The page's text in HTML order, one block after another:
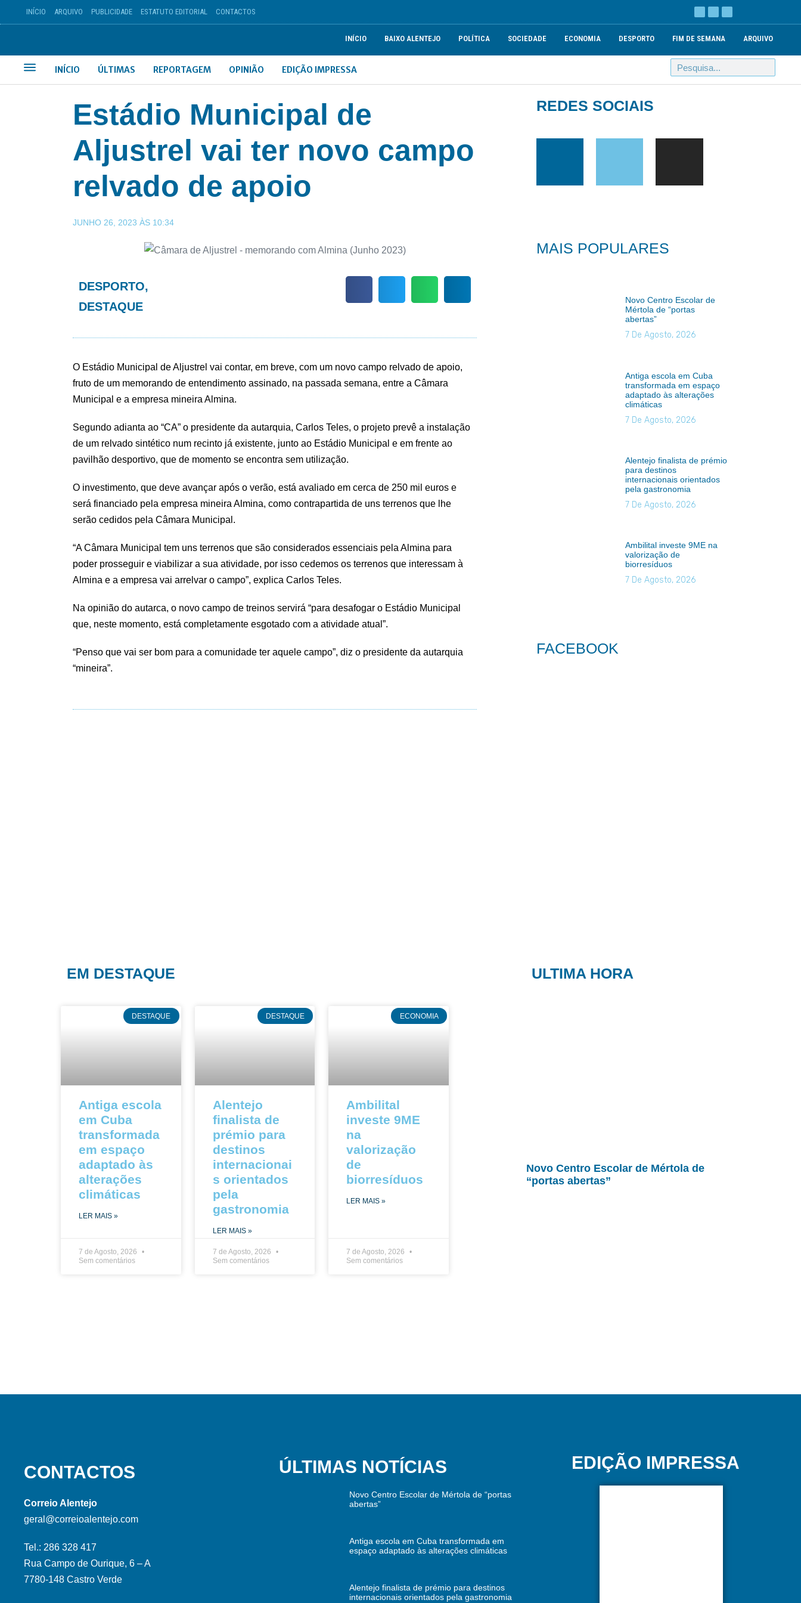
INÍCIO ARQUIVO PUBLICIDADE ESTATUTO EDITORIAL CONTACTOS
INÍCIO BAIXO ALENTEJO POLÍTICA SOCIEDADE ECONOMIA DESPORTO FIM DE SEMANA ARQUIVO
INÍCIO ÚLTIMAS REPORTAGEM OPINIÃO EDIÇÃO IMPRESSA
Estádio Municipal de
Aljustrel vai ter novo campo
relvado de apoio
JUNHO 26, 2023 ÀS 10:34
DESPORTO,
DESTAQUE
O Estádio Municipal de Aljustrel vai contar, em breve, com um novo campo relvado de apoio,
fruto de um memorando de entendimento assinado, na passada semana, entre a Câmara
Municipal e a empresa mineira Almina.
Segundo adianta ao “CA” o presidente da autarquia, Carlos Teles, o projeto prevê a instalação
de um relvado sintético num recinto já existente, junto ao Estádio Municipal e em frente ao
pavilhão desportivo, que de momento se encontra sem utilização.
O investimento, que deve avançar após o verão, está avaliado em cerca de 250 mil euros e
será financiado pela empresa mineira Almina, como contrapartida de uns terrenos que lhe
serão cedidos pela Câmara Municipal.
“A Câmara Municipal tem uns terrenos que são considerados essenciais pela Almina para
poder prosseguir e viabilizar a sua atividade, por isso cedemos os terrenos que interessam à
Almina e a empresa vai arrelvar o campo”, explica Carlos Teles.
Na opinião do autarca, o novo campo de treinos servirá “para desafogar o Estádio Municipal
que, neste momento, está completamente esgotado com a atividade atual”.
“Penso que vai ser bom para a comunidade ter aquele campo”, diz o presidente da autarquia
“mineira”.
REDES SOCIAIS
MAIS POPULARES
Novo Centro Escolar de
Mértola de “portas
abertas”
7 De Agosto, 2026
Antiga escola em Cuba
transformada em espaço
adaptado às alterações
climáticas
7 De Agosto, 2026
Alentejo finalista de prémio
para destinos
internacionais orientados
pela gastronomia
7 De Agosto, 2026
Ambilital investe 9ME na
valorização de
biorresíduos
7 De Agosto, 2026
FACEBOOK
EM DESTAQUE ULTIMA HORA
DESTAQUE
Antiga escola
em Cuba
transformada
em espaço
adaptado às
alterações
climáticas
LER MAIS »
7 de Agosto, 2026
Sem comentários
DESTAQUE
Alentejo
finalista de
prémio para
destinos
internacionai
s orientados
pela
gastronomia
LER MAIS »
7 de Agosto, 2026
Sem comentários
ECONOMIA
Ambilital
investe 9ME
na
valorização
de
biorresíduos
LER MAIS »
7 de Agosto, 2026
Sem comentários
Novo Centro Escolar de Mértola de
“portas abertas”
CONTACTOS
Correio Alentejo
geral@correioalentejo.com
Tel.: 286 328 417
Rua Campo de Ourique, 6 – A
7780-148 Castro Verde
ÚLTIMAS NOTÍCIAS
Novo Centro Escolar de Mértola de “portas
abertas”
Antiga escola em Cuba transformada em
espaço adaptado às alterações climáticas
Alentejo finalista de prémio para destinos
internacionais orientados pela gastronomia
EDIÇÃO IMPRESSA